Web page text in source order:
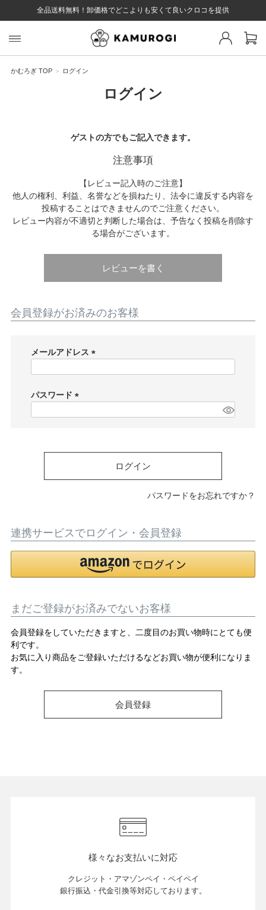
全品送料無料！卸価格でどこよりも安くて良いクロコを提供
ト 様
マイページ お気に入り
ーワード #キーワードキーワード #キーワ #キー
ッグ
布・革小物
ンキング
ピックス
定商取引法に基づく表示
戻る
かむろぎ TOP ログイン
ログイン
ゲストの方でもご記入できます。
注意事項
【レビュー記入時のご注意】
他人の権利、利益、名誉などを損ねたり、法令に違反する内容を
投稿することはできませんのでご注意ください。
レビュー内容が不適切と判断した場合は、予告なく投稿を削除す
る場合がございます。
レビューを書く
会員登録がお済みのお客様
メールアドレス
)
パスワード
ログイン
パスワードをお忘れですか？
連携サービスでログイン・会員登録
まだご登録がお済みでないお客様
会員登録をしていただきますと、二度目のお買い物時にとても便
利です。
お気に入り商品をご登録いただけるなどお買い物が便利になりま
す。
会員登録
様々なお支払いに対応
クレジット・アマゾンペイ・ペイペイ
銀行振込・代金引換等対応しております。